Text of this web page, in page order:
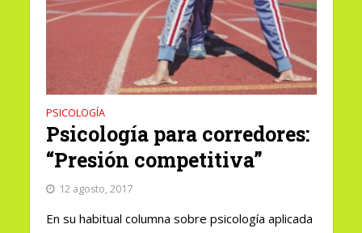
PSICOLOGÍA
Psicología para corredores:
“Presión competitiva”
12 agosto, 2017
En su habitual columna sobre psicología aplicada